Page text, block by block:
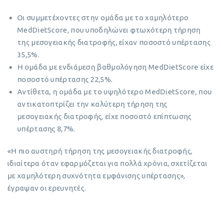
Οι συμμετέχοντες στην ομάδα με το χαμηλότερο
MedDietScore, που υποδηλώνει φτωχότερη τήρηση
της μεσογειακής διατροφής, είχαν ποσοστό υπέρτασης
35,5%.
Η ομάδα με ενδιάμεση βαθμολόγηση MedDietScore είχε
ποσοστό υπέρτασης 22,5%.
Αντίθετα, η ομάδα με το υψηλότερο MedDietScore, που
αντικατοπτρίζει την καλύτερη τήρηση της
μεσογειακής διατροφής, είχε ποσοστό επίπτωσης
υπέρτασης 8,7%.
«Η πιο αυστηρή τήρηση της μεσογειακής διατροφής,
ιδιαίτερα όταν εφαρμόζεται για πολλά χρόνια, σχετίζεται
με χαμηλότερη συχνότητα εμφάνισης υπέρτασης»,
έγραψαν οι ερευνητές.